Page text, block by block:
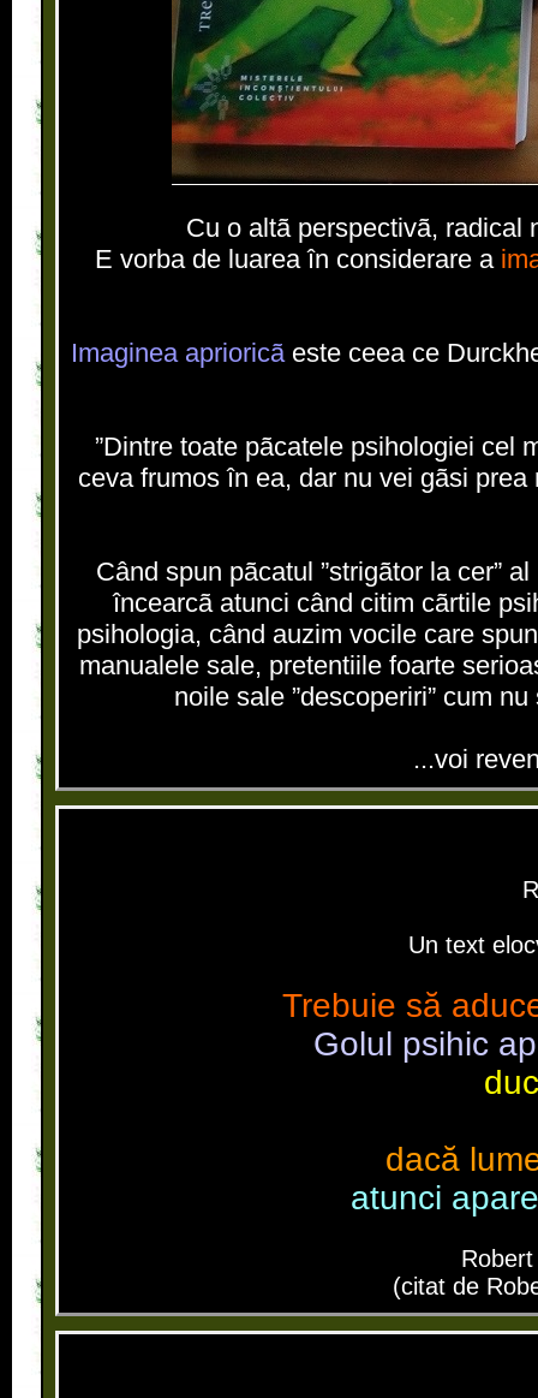
Cu o altã perspectivã, radical
E vorba de luarea în considerare a
Imaginea aprioricãeste ceea ce
”Dintre toate pãcatele psihologiei cel
ceva frumos în ea, dar nu vei gãsi
Când spun pãcatul ”strigãtor la cer”
încearcã atunci când citim cãrtile
psihologia, când auzim vocile care
manualele sale, pretentiile foarte
noile sale ”descoperiri” cum
...voi
Un text
Trebuie să
Golul psihic
dacă
atunci
(citat de